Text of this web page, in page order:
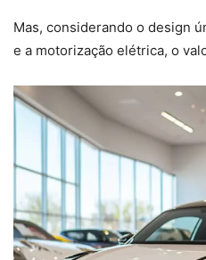
Mas, considerando o design
e a motorização elétrica, o